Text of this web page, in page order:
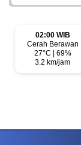
02:00 WIB
Cerah Berawan
27°C | 69%
3.2 km/jam